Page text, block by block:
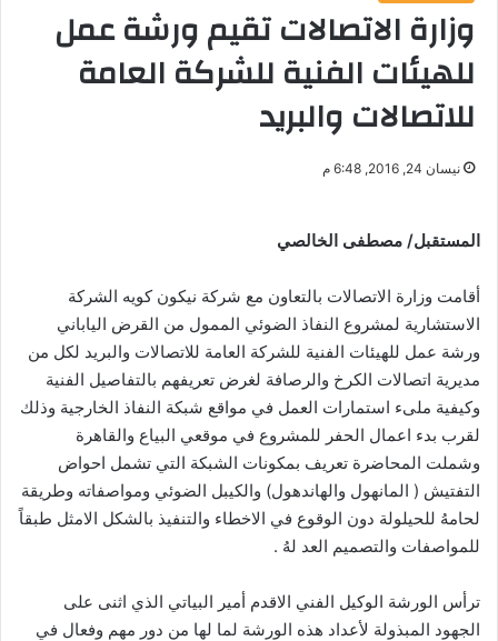
وزارة الاتصالات تقيم ورشة عمل
للهيئات الفنية للشركة العامة
للاتصالات والبريد
نيسان 24, 2016, 6:48 م
المستقبل/ مصطفى الخالصي
أقامت وزارة الاتصالات بالتعاون مع شركة نيكون كويه الشركة
الاستشارية لمشروع النفاذ الضوئي الممول من القرض الياباني
ورشة عمل للهيئات الفنية للشركة العامة للاتصالات والبريد لكل من
مديرية اتصالات الكرخ والرصافة لغرض تعريفهم بالتفاصيل الفنية
وكيفية ملىء استمارات العمل في مواقع شبكة النفاذ الخارجية وذلك
لقرب بدء اعمال الحفر للمشروع في موقعي البياع والقاهرة
وشملت المحاضرة تعريف بمكونات الشبكة التي تشمل احواض
التفتيش ( المانهول والهاندهول) والكيبل الضوئي ومواصفاته وطريقة
لحامهُ للحيلولة دون الوقوع في الاخطاء والتنفيذ بالشكل الامثل طبقاً
للمواصفات والتصميم العد لهُ .
ترأس الورشة الوكيل الفني الاقدم أمير البياتي الذي اثنى على
الجهود المبذولة لأعداد هذه الورشة لما لها من دور مهم وفعال في